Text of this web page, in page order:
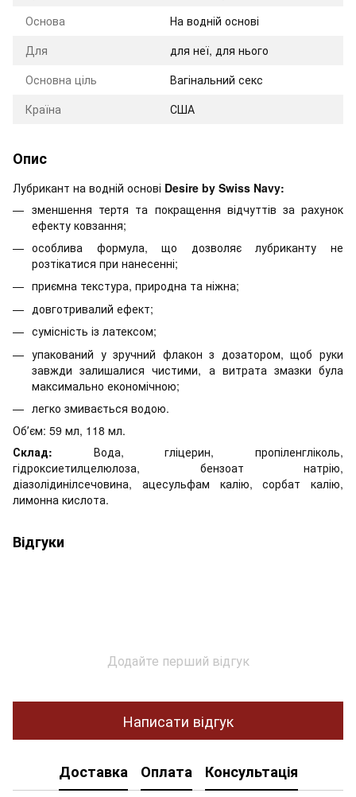
Оснoва
На водній основі
Для
для неї, для нього
Основна ціль
Вагінальний секс
Країна
США
Опис
Лубрикант на водній основі Desire by Swiss Navy:
зменшення тертя та покращення відчуттів за рахунок
ефекту ковзання;
особлива формула, що дозволяє лубриканту не
розтікатися при нанесенні;
приємна текстура, природна та ніжна;
довготривалий ефект;
сумісність із латексом;
упакований у зручний флакон з дозатором, щоб руки
завжди залишалися чистими, а витрата змазки була
максимально економічною;
легко змивається водою.
Обʼєм: 59 мл, 118 мл.
Склад: Вода, гліцерин, пропіленгліколь,
гідроксиетилцелюлоза, бензоат натрію,
діазолідинілсечовина, ацесульфам калію, сорбат калію,
лимонна кислота.
Відгуки
Додайте перший відгук
Написати відгук
Доставка Оплата Консультація